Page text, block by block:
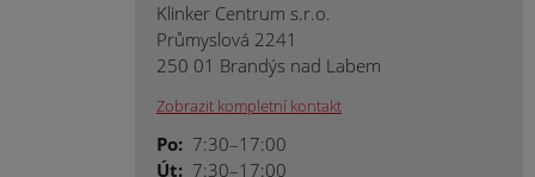
Klinker Centrum s.r.o.
Průmyslová 2241
250 01 Brandýs nad Labem
Zobrazit kompletní kontakt
Po: 7:30–17:00
Út: 7:30–17:00